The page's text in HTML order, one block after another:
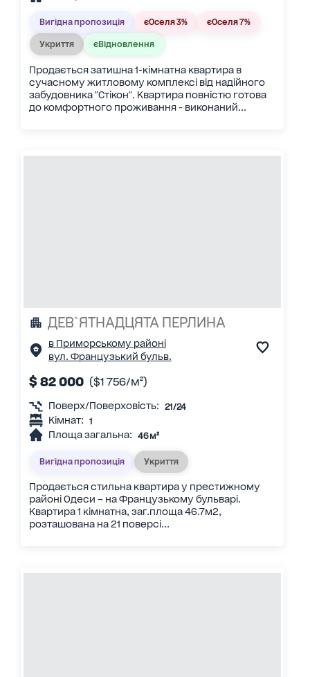
Вигідна пропозиція єОселя 3% єОселя 7%
Укриття єВідновлення
Продається затишна 1-кімнатна квартира в
сучасному житловому комплексі від надійного
забудовника "Стікон". Квартира повністю готова
до комфортного проживання - виконаний...
ДЕВ`ЯТНАДЦЯТА ПЕРЛИНА
в Приморському районі
вул. Французький бульв.
$ 82 000 ($1 756/м²)
Поверх/Поверховість: 21/24
Кімнат: 1
Площа загальна: 46 м²
Вигідна пропозиція Укриття
Продається стильна квартира у престижному
районі Одеси – на Французькому бульварі.
Квартира 1 кімнатна, заг.площа 46.7м2,
розташована на 21 поверсі...